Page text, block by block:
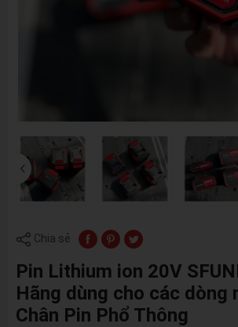
Chia sẻ
Pin Lithium ion 20V
Hãng dùng cho các dòng
Chân Pin Phổ Thông